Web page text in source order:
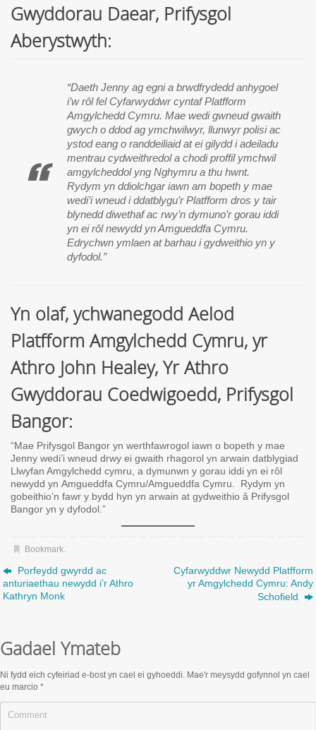
Gwyddorau Daear, Prifysgol
Aberystwyth:
“Daeth Jenny ag egni a brwdfrydedd anhygoel
i’w rôl fel Cyfarwyddwr cyntaf Platfform
Amgylchedd Cymru. Mae wedi gwneud gwaith
gwych o ddod ag ymchwilwyr, llunwyr polisi ac
ystod eang o randdeiliaid at ei gilydd i adeiladu
mentrau cydweithredol a chodi proffil ymchwil
amgylcheddol yng Nghymru a thu hwnt.
Rydym yn ddiolchgar iawn am bopeth y mae
wedi’i wneud i ddatblygu’r Platfform dros y tair
blynedd diwethaf ac rwy’n dymuno’r gorau iddi
yn ei rôl newydd yn Amgueddfa Cymru.
Edrychwn ymlaen at barhau i gydweithio yn y
dyfodol.”
Yn olaf, ychwanegodd Aelod
Platfform Amgylchedd Cymru, yr
Athro John Healey, Yr Athro
Gwyddorau Coedwigoedd, Prifysgol
Bangor:
“Mae Prifysgol Bangor yn werthfawrogol iawn o bopeth y mae
Jenny wedi’i wneud drwy ei gwaith rhagorol yn arwain datblygiad
Llwyfan Amgylchedd cymru, a dymunwn y gorau iddi yn ei rôl
newydd yn Amgueddfa Cymru/Amgueddfa Cymru. Rydym yn
gobeithio’n fawr y bydd hyn yn arwain at gydweithio â Prifysgol
Bangor yn y dyfodol.”
Bookmark.
Porfeydd gwyrdd ac
anturiaethau newydd i’r Athro
Kathryn Monk
Cyfarwyddwr Newydd Platfform
yr Amgylchedd Cymru: Andy
Schofield
Gadael Ymateb
Ni fydd eich cyfeiriad e-bost yn cael ei gyhoeddi. Mae'r meysydd gofynnol yn cael
eu marcio *